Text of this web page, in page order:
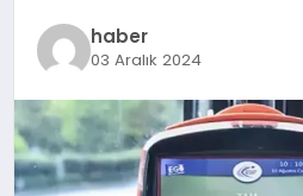
haber
03 Aralık 2024